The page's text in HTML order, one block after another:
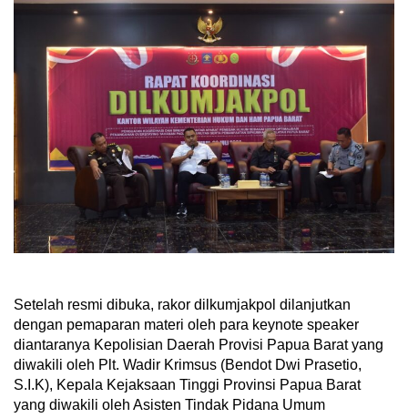
Setelah resmi dibuka, rakor dilkumjakpol dilanjutkan
dengan pemaparan materi oleh para keynote speaker
diantaranya Kepolisian Daerah Provisi Papua Barat yang
diwakili oleh Plt. Wadir Krimsus (Bendot Dwi Prasetio,
S.I.K), Kepala Kejaksaan Tinggi Provinsi Papua Barat
yang diwakili oleh Asisten Tindak Pidana Umum